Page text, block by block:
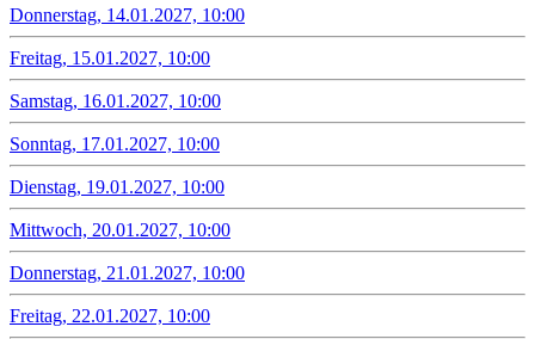
Donnerstag, 14.01.2027, 10:00
Freitag, 15.01.2027, 10:00
Samstag, 16.01.2027, 10:00
Sonntag, 17.01.2027, 10:00
Dienstag, 19.01.2027, 10:00
Mittwoch, 20.01.2027, 10:00
Donnerstag, 21.01.2027, 10:00
Freitag, 22.01.2027, 10:00